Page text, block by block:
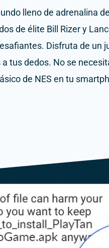
lleno de adrenalina
de élite Bill Rizer y
Disfruta de un
tus dedos. No se
de NES en tu